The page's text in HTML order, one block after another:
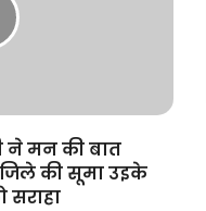
ने मन की बात
जिले की सूमा उइके
सराहा